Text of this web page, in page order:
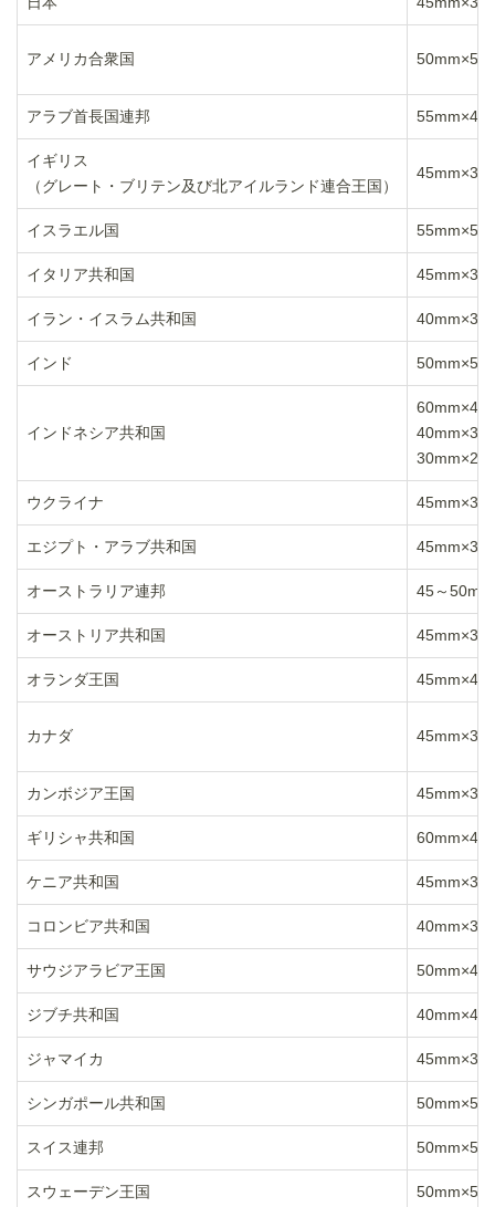
アメリカ合衆国
アラブ首長国連邦
イギリス
（グレート・ブリテン及び北アイルランド連合王国）
イスラエル国
イタリア共和国
イラン・イスラム共和国
インド
インドネシア共和国
ウクライナ
エジプト・アラブ共和国
オーストラリア連邦 45～
オーストリア共和国
オランダ王国
カナダ
カンボジア王国
ギリシャ共和国
ケニア共和国
コロンビア共和国
サウジアラビア王国
ジブチ共和国
ジャマイカ
シンガポール共和国
スイス連邦
スウェーデン王国